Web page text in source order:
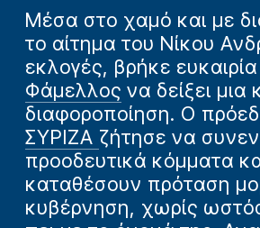
Μέσα στο χαμό και με
το αίτημα του Νίκου
εκλογές, βρήκε
Φάμελλος να δείξει μια
διαφοροποίηση. Ο
ΣΥΡΙΖΑ ζήτησε να
προοδευτικά κόμματα
καταθέσουν πρόταση
κυβέρνηση, χωρίς